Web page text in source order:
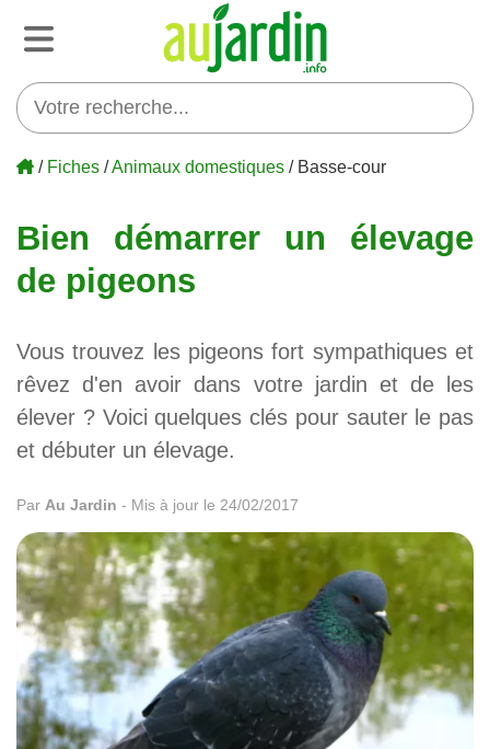
/ Fiches /Animaux domestiques / Basse-cour
Bien démarrer un élevage
de pigeons
Vous trouvez les pigeons fort sympathiques et
rêvez d'en avoir dans votre jardin et de les
élever ? Voici quelques clés pour sauter le pas
et débuter un élevage.
Par Au Jardin - Mis à jour le 24/02/2017